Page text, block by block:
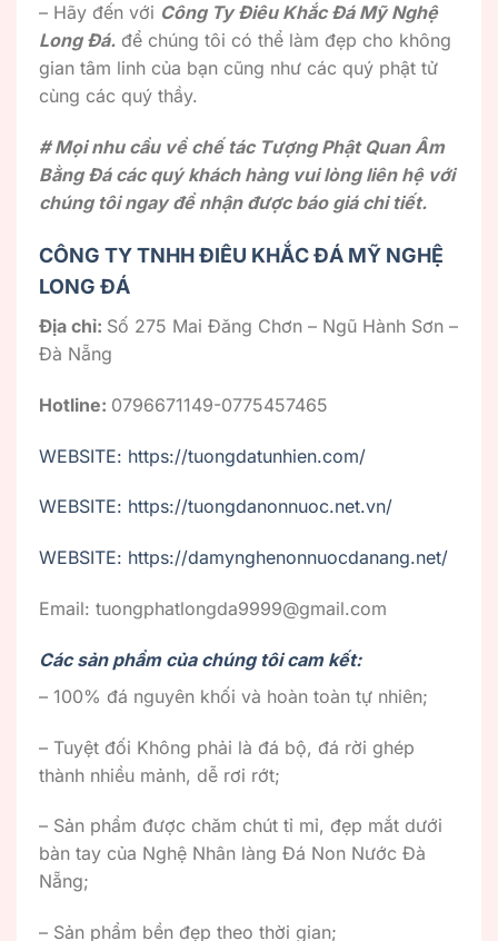
– Hãy đến với Công Ty Điêu Khắc Đá Mỹ Nghệ
Long Đá. để chúng tôi có thể làm đẹp cho không
gian tâm linh của bạn cũng như các quý phật tử
cùng các quý thầy.
# Mọi nhu cầu về chế tác Tượng Phật Quan Âm
Bằng Đá các quý khách hàng vui lòng liên hệ với
chúng tôi ngay để nhận được báo giá chi tiết.
CÔNG TY TNHH ĐIÊU KHẮC ĐÁ MỸ NGHỆ
LONG ĐÁ
Địa chỉ: Số 275 Mai Đăng Chơn – Ngũ Hành Sơn –
Đà Nẵng
Hotline: 0796671149-0775457465
WEBSITE: https://tuongdatunhien.com/
WEBSITE: https://tuongdanonnuoc.net.vn/
WEBSITE: https://damynghenonnuocdanang.net/
Email: tuongphatlongda9999@gmail.com
Các sản phẩm của chúng tôi cam kết:
– 100% đá nguyên khối và hoàn toàn tự nhiên;
– Tuyệt đối Không phải là đá bộ, đá rời ghép
thành nhiều mảnh, dễ rơi rớt;
– Sản phẩm được chăm chút tỉ mỉ, đẹp mắt dưới
bàn tay của Nghệ Nhân làng Đá Non Nước Đà
Nẵng;
– Sản phẩm bền đẹp theo thời gian;